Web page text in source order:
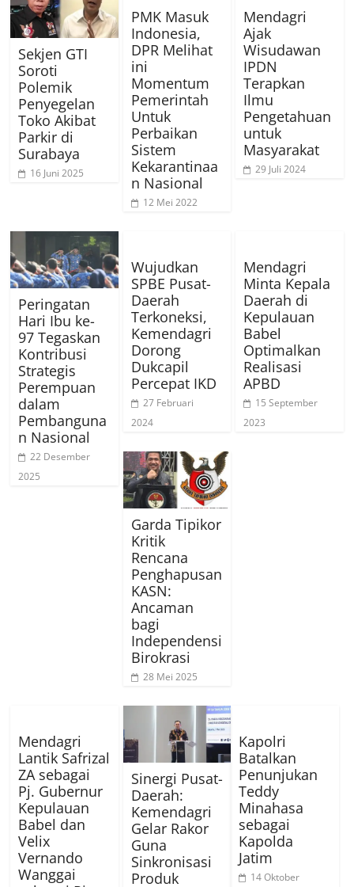
Sekjen GTI
Soroti
Polemik
Penyegelan
Toko Akibat
Parkir di
Surabaya
16 Juni 2025
PMK Masuk
Indonesia,
DPR Melihat
ini
Momentum
Pemerintah
Untuk
Perbaikan
Sistem
Kekarantinaa
n Nasional
12 Mei 2022
Mendagri
Ajak
Wisudawan
IPDN
Terapkan
Ilmu
Pengetahuan
untuk
Masyarakat
29 Juli 2024
Peringatan
Hari Ibu ke-
97 Tegaskan
Kontribusi
Strategis
Perempuan
dalam
Pembanguna
n Nasional
22 Desember
2025
Wujudkan
SPBE Pusat-
Daerah
Terkoneksi,
Kemendagri
Dorong
Dukcapil
Percepat IKD
27 Februari
2024
Mendagri
Minta Kepala
Daerah di
Kepulauan
Babel
Optimalkan
Realisasi
APBD
15 September
2023
Garda Tipikor
Kritik
Rencana
Penghapusan
KASN:
Ancaman
bagi
Independensi
Birokrasi
28 Mei 2025
Mendagri
Lantik Safrizal
ZA sebagai
Pj. Gubernur
Kepulauan
Babel dan
Velix
Vernando
Wanggai
Sinergi Pusat-
Daerah:
Kemendagri
Gelar Rakor
Guna
Sinkronisasi
Produk
Kapolri
Batalkan
Penunjukan
Teddy
Minahasa
sebagai
Kapolda
Jatim
14 Oktober